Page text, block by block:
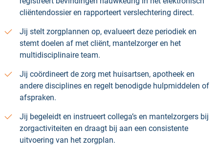
cliëntendossier en rapporteert verslechtering direct.
Jij stelt zorgplannen op, evalueert deze periodiek en
stemt doelen af met cliënt, mantelzorger en het
multidisciplinaire team.
Jij coördineert de zorg met huisartsen, apotheek en
andere disciplines en regelt benodigde hulpmiddelen of
afspraken.
Jij begeleidt en instrueert collega’s en mantelzorgers bij
zorgactiviteiten en draagt bij aan een consistente
uitvoering van het zorgplan.